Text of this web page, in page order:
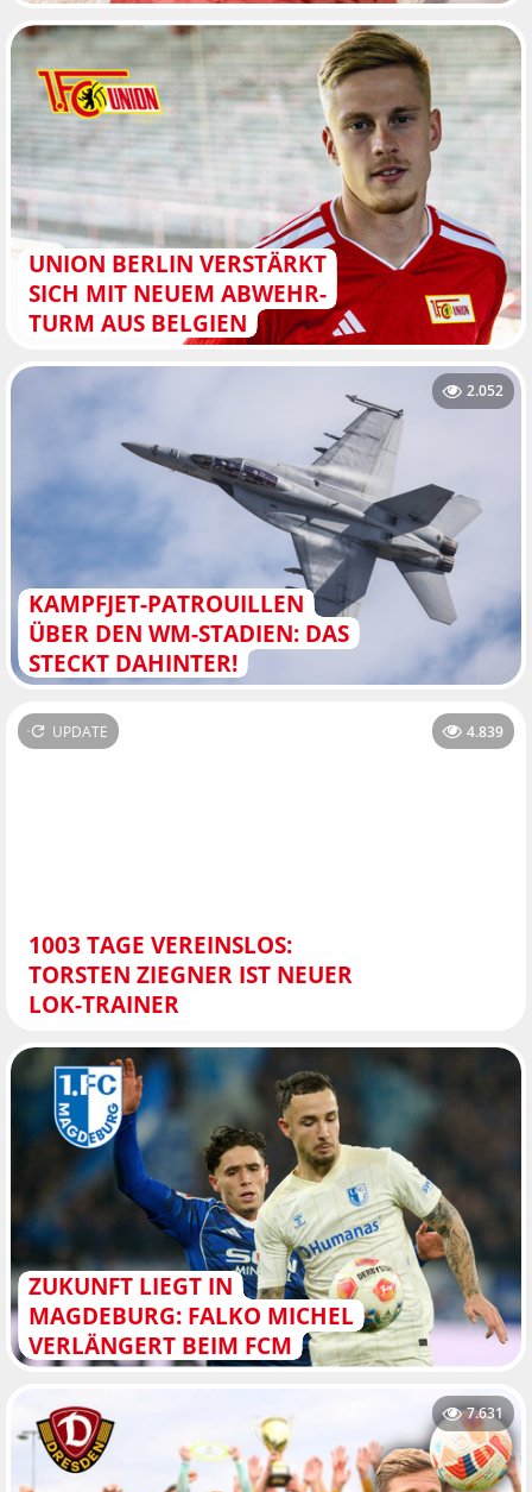
UNION BERLIN VERSTÄRKT
SICH MIT NEUEM ABWEHR-
TURM AUS BELGIEN
KAMPFJET-PATROUILLEN
ÜBER DEN WM-STADIEN: DAS
STECKT DAHINTER!
2.052
1003 TAGE VEREINSLOS:
TORSTEN ZIEGNER IST NEUER
LOK-TRAINER
UPDATE 4.839
ZUKUNFT LIEGT IN
MAGDEBURG: FALKO MICHEL
VERLÄNGERT BEIM FCM
7.631